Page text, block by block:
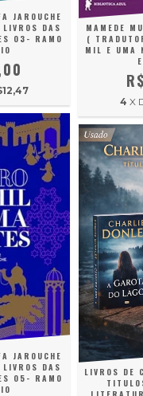
JAROUCHE
DAS
03- RAMO
MAMEDE
(
MIL E UMA
4 X
JAROUCHE
DAS
05- RAMO
LIVROS DE